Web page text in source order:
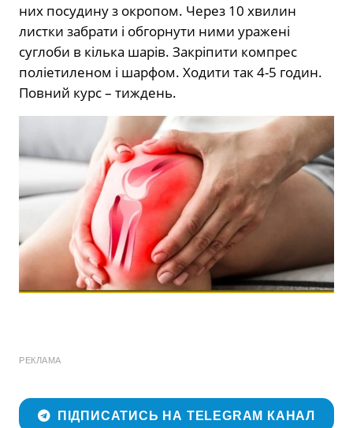
них посудину з окропом. Через 10 хвилин
листки забрати і обгорнути ними уражені
суглоби в кілька шарів. Закріпити компрес
поліетиленом і шарфом. Ходити так 4-5 годин.
Повний курс – тиждень.
РЕКЛАМА
ПІДПИСАТИСЬ НА TELEGRAM КАНАЛ